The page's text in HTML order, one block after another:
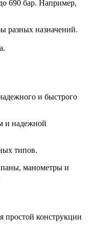
690 бар. Например,
разных назначений.
и быстрого
и надежной
типов.
манометры и
простой конструкции